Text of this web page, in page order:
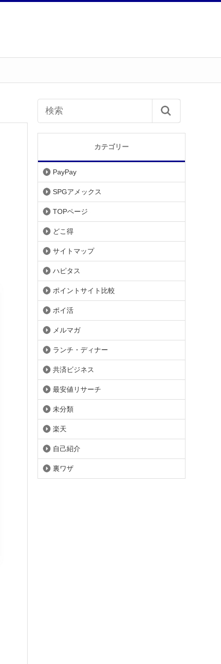
カテゴリー
PayPay
SPGアメックス
TOPページ
どこ得
サイトマップ
ハピタス
ポイントサイト比較
ポイ活
メルマガ
ランチ・ディナー
共済ビジネス
最安値リサーチ
未分類
楽天
自己紹介
裏ワザ